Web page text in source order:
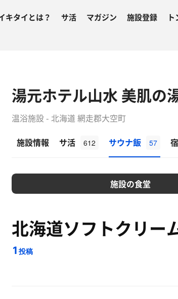
キタイとは？ サ活 マガジン 施設登録
湯元ホテル山水 美肌の
温浴施設 - 北海道 網走郡大空町
施設情報
サ活 612 サウナ飯 57
施設の食堂
北海道ソフトクリー
1 投稿